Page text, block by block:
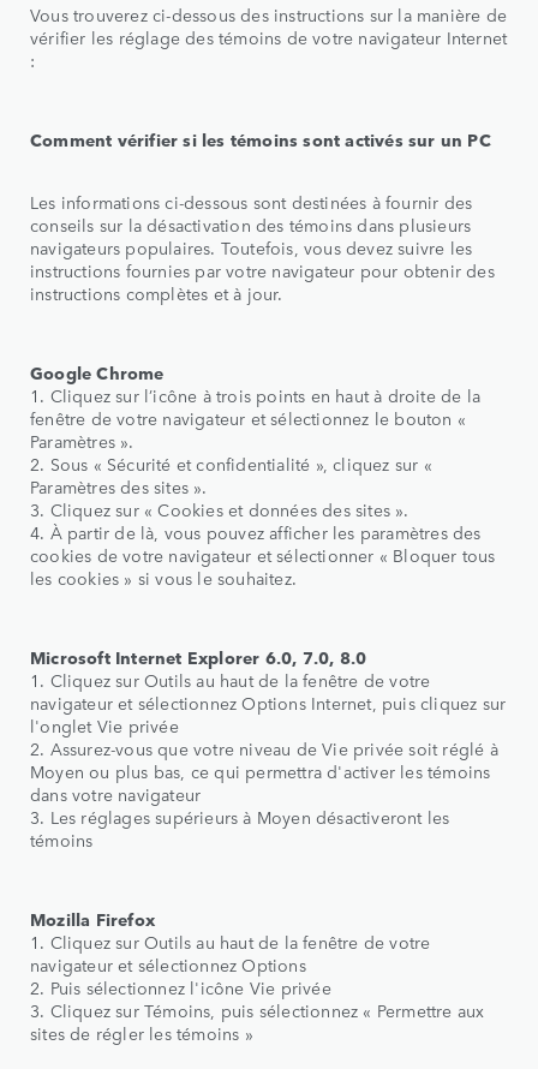
Vous trouverez ci-dessous des instructions sur la manière de
vérifier les réglage des témoins de votre navigateur Internet
:
Comment vérifier si les témoins sont activés sur un PC
Les informations ci-dessous sont destinées à fournir des
conseils sur la désactivation des témoins dans plusieurs
navigateurs populaires. Toutefois, vous devez suivre les
instructions fournies par votre navigateur pour obtenir des
instructions complètes et à jour.
Google Chrome
1. Cliquez sur l’icône à trois points en haut à droite de la
fenêtre de votre navigateur et sélectionnez le bouton «
Paramètres ».
2. Sous « Sécurité et confidentialité », cliquez sur «
Paramètres des sites ».
3. Cliquez sur « Cookies et données des sites ».
4. À partir de là, vous pouvez afficher les paramètres des
cookies de votre navigateur et sélectionner « Bloquer tous
les cookies » si vous le souhaitez.
Microsoft Internet Explorer 6.0, 7.0, 8.0
1. Cliquez sur Outils au haut de la fenêtre de votre
navigateur et sélectionnez Options Internet, puis cliquez sur
l'onglet Vie privée
2. Assurez-vous que votre niveau de Vie privée soit réglé à
Moyen ou plus bas, ce qui permettra d'activer les témoins
dans votre navigateur
3. Les réglages supérieurs à Moyen désactiveront les
témoins
Mozilla Firefox
1. Cliquez sur Outils au haut de la fenêtre de votre
navigateur et sélectionnez Options
2. Puis sélectionnez l'icône Vie privée
3. Cliquez sur Témoins, puis sélectionnez « Permettre aux
sites de régler les témoins »